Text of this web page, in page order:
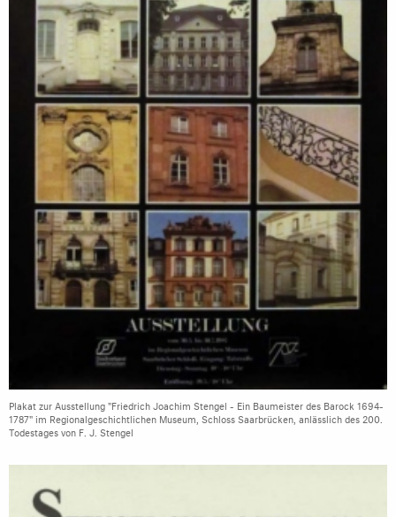
Plakat zur Ausstellung "Friedrich Joachim Stengel - Ein Baumeister des Barock 1694-
1787" im Regionalgeschichtlichen Museum, Schloss Saarbrücken, anlässlich des 200.
Todestages von F. J. Stengel